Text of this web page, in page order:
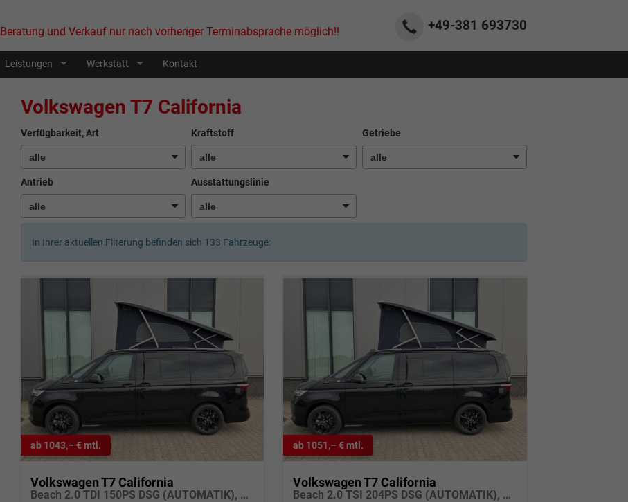
+49-381 693730
Beratung und Verkauf nur nach vorheriger Terminabsprache möglich!!
Leistungen Werkstatt Kontakt
Volkswagen T7 California
Verfügbarkeit, Art Kraftstoff Getriebe
Antrieb Ausstattungslinie
In Ihrer aktuellen Filterung befinden sich 133 Fahrzeuge:
ab 1043,– € mtl.
Volkswagen T7 California
Beach 2.0 TDI 150PS DSG (AUTOMATIK), Aufstelldach, Parksensoren vorne/hinten, Rückfahrkamera, Klimaanlage Climatic, M-Lederlenkrad, ACC Tempomat, Digital Cockpit Pro, Schiebetüre links/rechts mit Zuziehhilfe
ab 1051,– € mtl.
Volkswagen T7 California
Beach 2.0 TSI 204PS DSG (AUTOMATIK), Aufstelldach, Parksensoren vorne/hinten, Rückfahrkamera, Klimaanlage Climatic, M-Lederlenkrad, ACC Tempomat, Digital Cockpit Pro, Schiebetüre links/rechts mit Zuziehhilfe